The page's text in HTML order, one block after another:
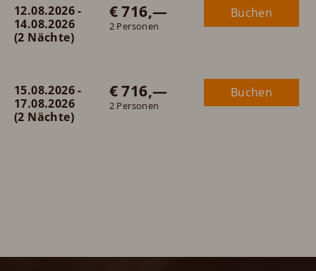
12.08.2026 -
14.08.2026
(2 Nächte)
€ 716,—
2 Personen
Buchen
15.08.2026 -
17.08.2026
(2 Nächte)
€ 716,—
2 Personen
Buchen